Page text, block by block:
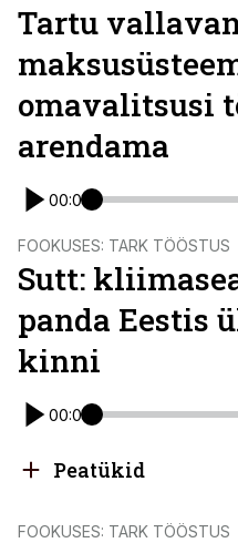
Tartu
omavalitsusi
arendama
00:00
FOOKUSES: TARK TÖÖSTUS
Sutt:
panda Eestis
kinni
00:00
Peatükid
FOOKUSES: TARK TÖÖSTUS